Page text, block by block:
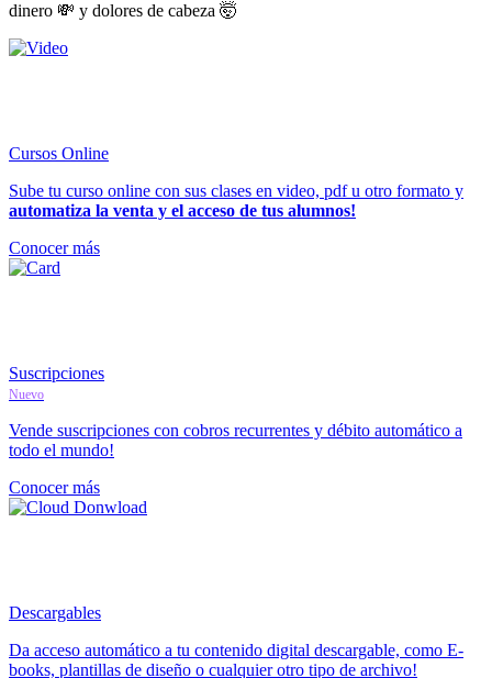
dinero 💸 y dolores de cabeza 🤯
Cursos Online
Sube tu curso online con sus clases en video, pdf u otro formato y
automatiza la venta y el acceso de tus alumnos!
Conocer más
Suscripciones
Nuevo
Vende suscripciones con cobros recurrentes y débito automático a
todo el mundo!
Conocer más
Descargables
Da acceso automático a tu contenido digital descargable, como E-
books, plantillas de diseño o cualquier otro tipo de archivo!